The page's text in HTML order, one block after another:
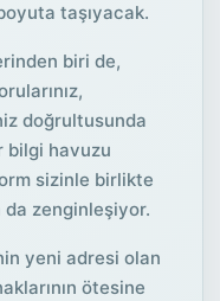
taşıyacak.
biri de,
doğrultusunda
bilgi havuzu
sizinle birlikte
zenginleşiyor.
yeni adresi olan
ötesine